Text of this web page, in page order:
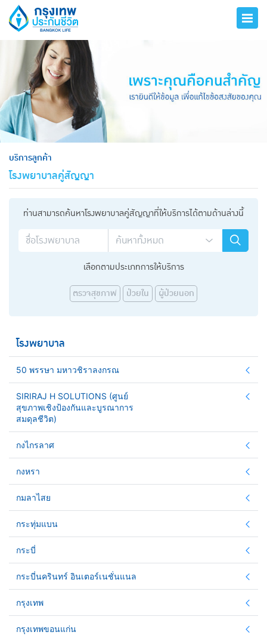
บริการลูกค้า
โรงพยาบาลคู่สัญญา
ท่านสามารถค้นหาโรงพยาบาลคู่สัญญาที่ให้บริการได้ตามด้านล่างนี้
เลือกตามประเภทการให้บริการ
ตรวจสุขภาพ ป่วยใน ผู้ป่วยนอก
โรงพยาบาล
50 พรรษา มหาวชิราลงกรณ
SIRIRAJ H SOLUTIONS (ศูนย์
สุขภาพเชิงป้องกันและบูรณาการ
สมดุลชีวิต)
กงไกรลาศ
กงหรา
กมลาไสย
กระทุ่มแบน
กระบี่
กระบี่นครินทร์ อินเตอร์เนชั่นแนล
กรุงเทพ
กรุงเทพขอนแก่น